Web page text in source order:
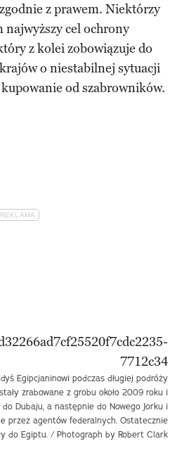
z prawem. Niektórzy
najwyższy cel ochrony
z kolei zobowiązuje do
o niestabilnej sytuacji
od szabrowników.
Egipcjaninowi podczas długiej podróży
zrabowane z grobu około 2009 roku i
Dubaju, a następnie do Nowego Jorku i
przez agentów federalnych. Ostatecznie
do Egiptu. / Photograph by Robert Clark